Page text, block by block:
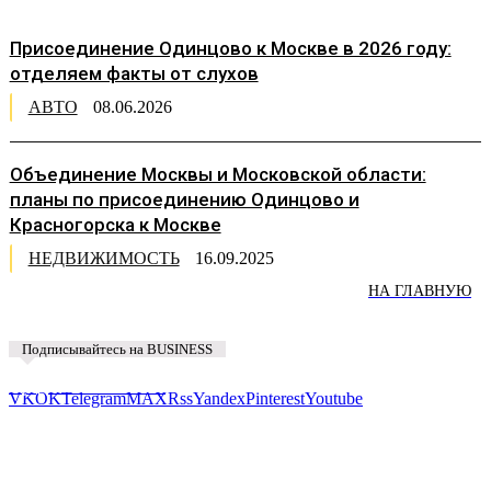
Присоединение Одинцово к Москве в 2026 году:
отделяем факты от слухов
АВТО 08.06.2026
Объединение Москвы и Московской области:
планы по присоединению Одинцово и
Красногорска к Москве
НЕДВИЖИМОСТЬ 16.09.2025
НА ГЛАВНУЮ
Подписывайтесь на BUSINESS
VKOKTelegramMAXRssYandexPinterestYoutube